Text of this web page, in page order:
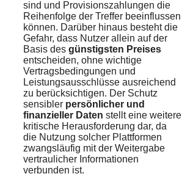
sind und Provisionszahlungen die
Reihenfolge der Treffer beeinflussen
können. Darüber hinaus besteht die
Gefahr, dass Nutzer allein auf der
Basis des günstigsten Preises
entscheiden, ohne wichtige
Vertragsbedingungen und
Leistungsausschlüsse ausreichend
zu berücksichtigen. Der Schutz
sensibler persönlicher und
finanzieller Daten stellt eine weitere
kritische Herausforderung dar, da
die Nutzung solcher Plattformen
zwangsläufig mit der Weitergabe
vertraulicher Informationen
verbunden ist.